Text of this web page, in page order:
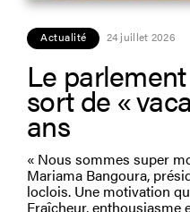
Actualité 24 juillet 2026
Le
sort de «
ans
« Nous sommes super
Mariama Bangoura,
loclois. Une motivation
Fraîcheur, enthousiasme